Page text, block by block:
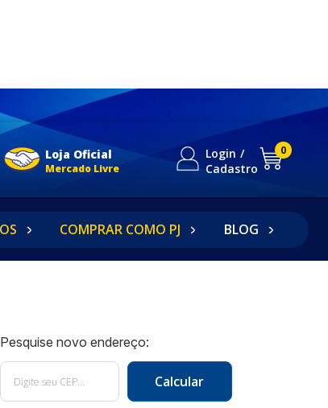
Loja Oficial
Mercado Livre
Login
Cadastro
0
COMPRAR COMO PJ BLOG